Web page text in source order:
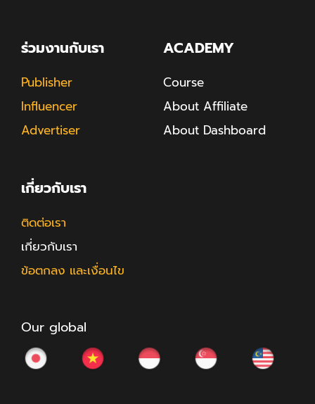
ร่วมงานกับเรา
Publisher
Influencer
Advertiser
ACADEMY
Course
About Affiliate
About Dashboard
เกี่ยวกับเรา
ติดต่อเรา
เกี่ยวกับเรา
ข้อตกลง และเงื่อนไข
Our global